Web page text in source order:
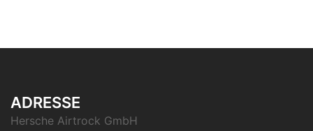
ADRESSE
Hersche Airtrock GmbH